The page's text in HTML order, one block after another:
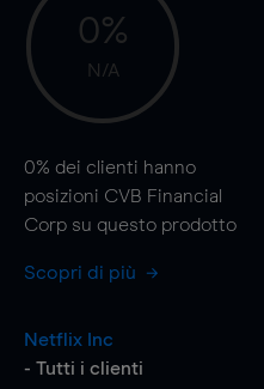
0%
N/A
0% dei clienti hanno
posizioni CVB Financial
Corp su questo prodotto
Scopri di più
Netflix Inc
- Tutti i clienti